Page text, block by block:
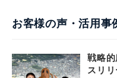
お客様の声・活用事
戦略
スリ